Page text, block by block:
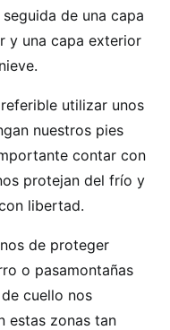
de una capa
y una capa exterior
utilizar unos
nuestros pies
contar con
protejan del frío y
libertad.
de proteger
o pasamontañas
cuello nos
estas zonas tan